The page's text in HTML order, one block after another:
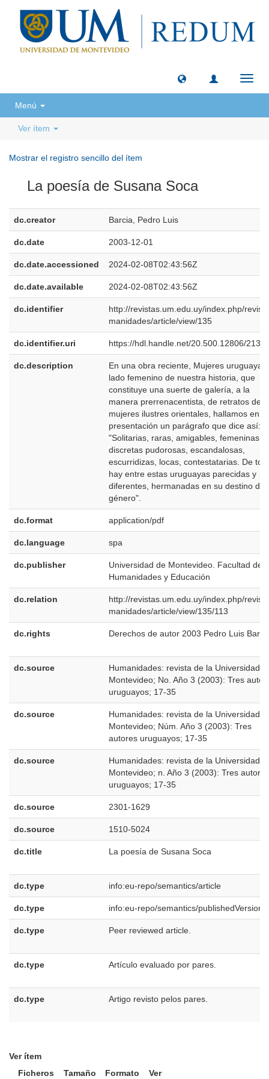
Menú
Ver ítem
Mostrar el registro sencillo del ítem
La poesía de Susana Soca
dc.creator Barcia, Pedro Luis
dc.date 2003-12-01
dc.date.accessioned 2024-02-08T02:43:56Z
dc.date.available 2024-02-08T02:43:56Z
dc.identifier
http://revistas.um.edu.uy/index.php/
manidades/article/view/135
dc.identifier.uri https://hdl.handle.net/20.500.12806/2133
dc.description
En una obra reciente, Mujeres
lado femenino de nuestra historia, que
constituye una suerte de galería, a la
manera prerrenacentista, de retratos de
mujeres ilustres orientales, hallamos en la
presentación un parágrafo que dice así:
"Solitarias, raras, amigables, femeninas,
discretas pudorosas, escandalosas,
escurridizas, locas, contestatarias. De
hay entre estas uruguayas parecidas y
diferentes, hermanadas en su destino de
género".
dc.format application/pdf
dc.language spa
dc.publisher
Universidad de Montevideo. Facultad de
Humanidades y Educación
dc.relation
http://revistas.um.edu.uy/index.php/
manidades/article/view/135/113
dc.rights Derechos de autor 2003 Pedro Luis
dc.source
Humanidades: revista de la Universidad
Montevideo; No. Año 3 (2003): Tres
uruguayos; 17-35
dc.source
Humanidades: revista de la Universidad
Montevideo; Núm. Año 3 (2003): Tres
autores uruguayos; 17-35
dc.source
Humanidades: revista de la Universidad
Montevideo; n. Año 3 (2003): Tres autores
uruguayos; 17-35
dc.source 2301-1629
dc.source 1510-5024
dc.title La poesía de Susana Soca
dc.type info:eu-repo/semantics/article
dc.type info:eu-repo/semantics/publishedVersion
dc.type Peer reviewed article.
dc.type Artículo evaluado por pares.
dc.type Artigo revisto pelos pares.
Ver ítem
Ficheros
Tamaño Formato Ver